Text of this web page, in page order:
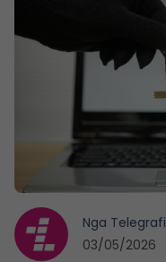
Nga Telegrafi
03/05/2026